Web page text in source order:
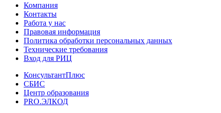
Компания
Контакты
Работа у нас
Правовая информация
Политика обработки персональных данных
Технические требования
Вход для РИЦ
КонсультантПлюс
СБИС
Центр образования
PRO.ЭЛКОД